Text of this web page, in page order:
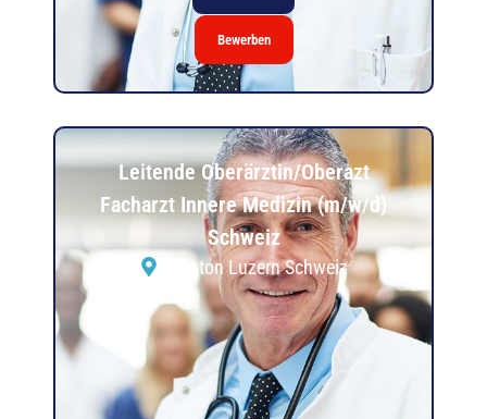
Bewerben
Leitende Oberärztin/Oberazt
Facharzt Innere Medizin (m/w/d)
Schweiz
Kanton Luzern Schweiz